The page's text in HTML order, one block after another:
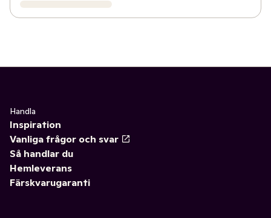
Handla
Inspiration
Vanliga frågor och svar
Så handlar du
Hemleverans
Färskvarugaranti